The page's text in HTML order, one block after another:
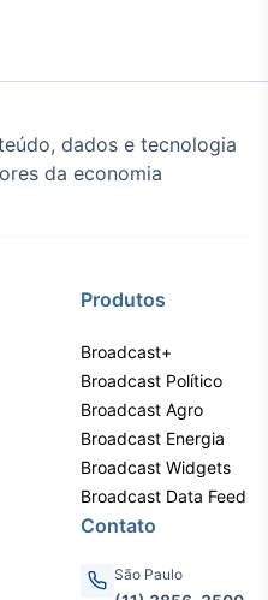
dados e tecnologia
da economia
Produtos
Broadcast+
Broadcast Político
Broadcast Agro
Broadcast Energia
Broadcast Widgets
Broadcast Data Feed
Contato
São Paulo